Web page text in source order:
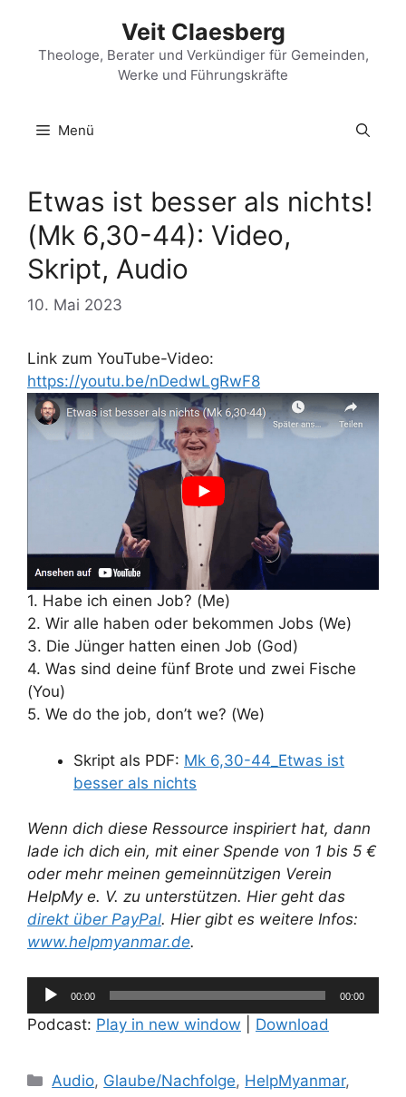
springen
Veit Claesberg
Theologe, Berater und Verkündiger für Gemeinden,
Werke und Führungskräfte
Menü
Etwas ist besser als nichts!
(Mk 6,30-44): Video,
Skript, Audio
10. Mai 2023
Link zum YouTube-Video:
https://youtu.be/nDedwLgRwF8
1. Habe ich einen Job? (Me)
2. Wir alle haben oder bekommen Jobs (We)
3. Die Jünger hatten einen Job (God)
4. Was sind deine fünf Brote und zwei Fische
(You)
5. We do the job, don’t we? (We)
Skript als PDF: Mk 6,30-44_Etwas ist
besser als nichts
Wenn dich diese Ressource inspiriert hat, dann
lade ich dich ein, mit einer Spende von 1 bis 5 €
oder mehr meinen gemeinnützigen Verein
HelpMy e. V. zu unterstützen. Hier geht das
direkt über PayPal. Hier gibt es weitere Infos:
www.helpmyanmar.de.
Audio-
Player
00:00 00:00
Podcast: Play in new window Download
Kategorien
Audio, Glaube/Nachfolge, HelpMyanmar,